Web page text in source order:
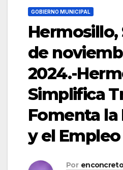
GOBIERNO MUNICIPAL
Hermosillo,
de
2024.-
Simplifica
Fomenta la
y el Empleo
Por